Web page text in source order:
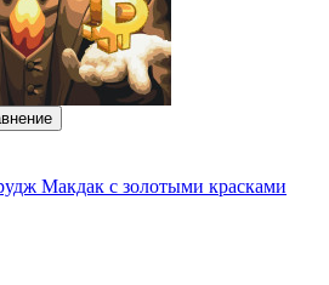
Макдак с золотыми красками